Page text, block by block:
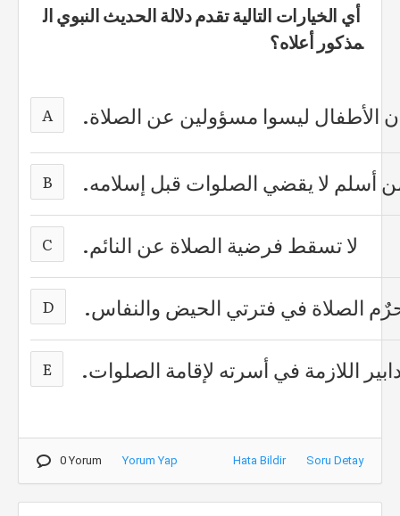
أي الخيارات التالية تقدم دلالة الحديث النبوي ال
مذكور أعلاه؟
A الأطفال ليسوا مسؤولين عن الصلاة.
B أسلم لا يقضي الصلوات قبل إسلامه.
C لا تسقط فرضية الصلاة عن النائم.
D الصلاة في فترتي الحيض والنفاس.
E اللازمة في أسرته لإقامة الصلوات.
0 Yorum Yorum Yap Hata Bildir Soru Detay